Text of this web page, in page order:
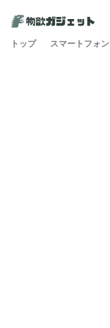
トップ スマートフォン
カテゴリー